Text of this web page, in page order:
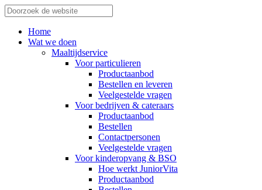
Home
Wat we doen
Maaltijdservice
Voor particulieren
Productaanbod
Bestellen en leveren
Veelgestelde vragen
Voor bedrijven & cateraars
Productaanbod
Bestellen
Contactpersonen
Veelgestelde vragen
Voor kinderopvang & BSO
Hoe werkt JuniorVita
Productaanbod